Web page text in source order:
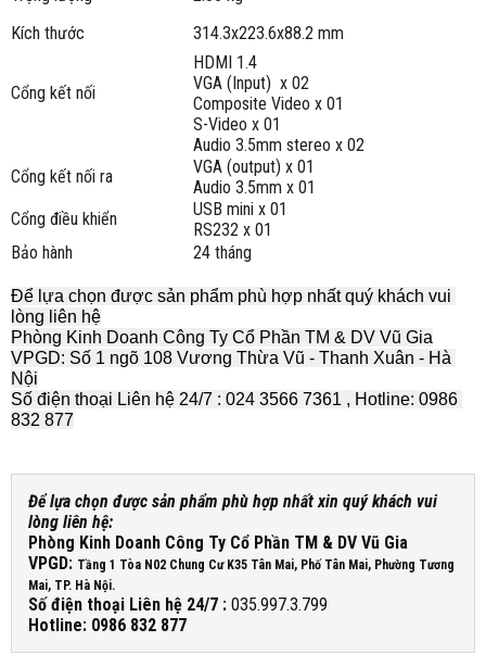
Kích thước
314.3x223.6x88.2 mm
Cổng kết nối
HDMI 1.4
VGA (Input) x 02
Composite Video x 01
S-Video x 01
Audio 3.5mm stereo x 02
Cổng kết nối ra
VGA (output) x 01
Audio 3.5mm x 01
Cổng điều khiển
USB mini x 01
RS232 x 01
Bảo hành
24 tháng
Để lựa chọn được sản phẩm phù hợp nhất quý khách vui
lòng liên hệ
Phòng Kinh Doanh Công Ty Cổ Phần TM & DV Vũ Gia
VPGD: Số 1 ngõ 108 Vương Thừa Vũ - Thanh Xuân - Hà
Nội
Số điện thoại Liên hệ 24/7 : 024 3566 7361 , Hotline: 0986
832 877
Để lựa chọn được sản phẩm phù hợp nhất xin quý khách vui
lòng liên hệ:
Phòng Kinh Doanh Công Ty Cổ Phần TM & DV Vũ Gia
VPGD: Tầng 1 Tòa N02 Chung Cư K35 Tân Mai, Phố Tân Mai, Phường Tương
Mai, TP. Hà Nội.
Số điện thoại Liên hệ 24/7 : 035.997.3.799
Hotline: 0986 832 877